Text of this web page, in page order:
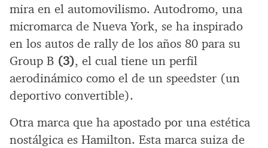
mira en el automovilismo. Autodromo, una
micromarca de Nueva York, se ha inspirado
en los autos de rally de los años 80 para su
Group B (3), el cual tiene un perfil
aerodinámico como el de un speedster (un
deportivo convertible).
Otra marca que ha apostado por una estética
nostálgica es Hamilton. Esta marca suiza de